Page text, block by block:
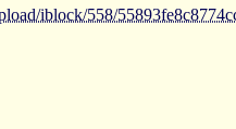
iblock/558/